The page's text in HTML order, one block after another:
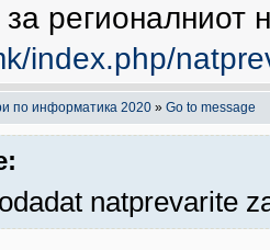
регионалниот
index.php/
по информатика 2020 » Go to message
natprevarite